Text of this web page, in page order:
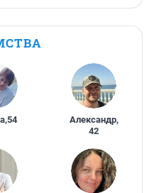
,54 Александр,
42